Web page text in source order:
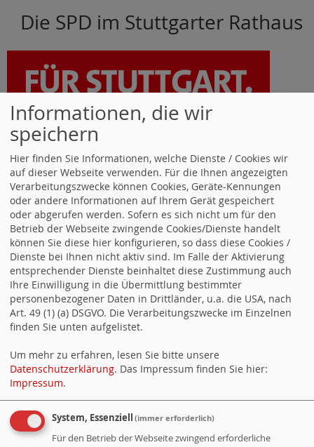
Die SPD im Stuttgarter Rathaus
https://www.spd-rathaus-stuttgart.de/
Counter
Besucher:2
Heute:
27
Informationen, die wir
speichern
Hier finden Sie Informationen, welche Dienste / Cookies wir
auf dieser Webseite verwenden. Für die Ihnen angezeigten
Verarbeitungszwecke können Cookies, Geräte-Kennungen
oder andere Informationen auf Ihrem Gerät gespeichert
oder abgerufen werden. Sofern es sich nicht um für den
Betrieb der Webseite zwingende Cookies/Dienste handelt
können Sie diese hier konfigurieren, so dass diese Cookies /
Dienste bei Ihnen nicht aktiv sind. Im Falle der Aktivierung
entsprechender Dienste beinhaltet diese Zustimmung auch
Ihre Einwilligung in die Übermittlung bestimmter
personenbezogener Daten in Drittländer, u.a. die USA, nach
Art. 49 (1) (a) DSGVO. Die Verarbeitungszwecke im Einzelnen
finden Sie unten aufgelistet.
Um mehr zu erfahren, lesen Sie bitte unsere
Datenschutzerklärung. Das Impressum finden Sie hier:
Impressum.
System, Essenziell (immer erforderlich)
Für den Betrieb der Webseite zwingend erforderliche